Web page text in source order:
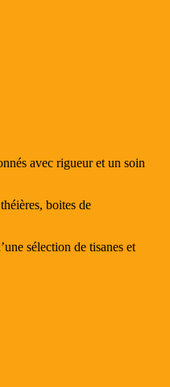
avec rigueur et un soin
boites de
sélection de tisanes et